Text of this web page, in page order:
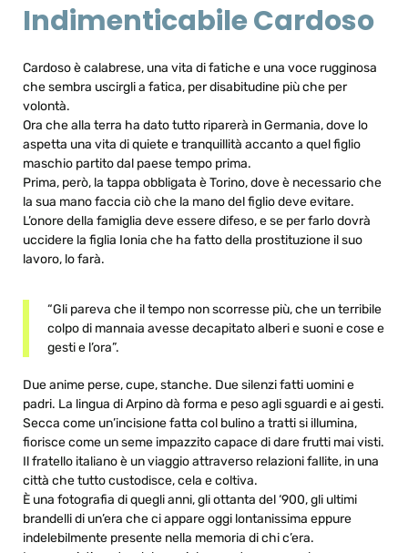
Indimenticabile Cardoso
Cardoso è calabrese, una vita di fatiche e una voce rugginosa
che sembra uscirgli a fatica, per disabitudine più che per
volontà.
Ora che alla terra ha dato tutto riparerà in Germania, dove lo
aspetta una vita di quiete e tranquillità accanto a quel figlio
maschio partito dal paese tempo prima.
Prima, però, la tappa obbligata è Torino, dove è necessario che
la sua mano faccia ciò che la mano del figlio deve evitare.
L’onore della famiglia deve essere difeso, e se per farlo dovrà
uccidere la figlia Ionia che ha fatto della prostituzione il suo
lavoro, lo farà.
“Gli pareva che il tempo non scorresse più, che un terribile
colpo di mannaia avesse decapitato alberi e suoni e cose e
gesti e l’ora”.
Due anime perse, cupe, stanche. Due silenzi fatti uomini e
padri. La lingua di Arpino dà forma e peso agli sguardi e ai gesti.
Secca come un’incisione fatta col bulino a tratti si illumina,
fiorisce come un seme impazzito capace di dare frutti mai visti.
Il fratello italiano è un viaggio attraverso relazioni fallite, in una
città che tutto custodisce, cela e coltiva.
È una fotografia di quegli anni, gli ottanta del ‘900, gli ultimi
brandelli di un’era che ci appare oggi lontanissima eppure
indelebilmente presente nella memoria di chi c’era.